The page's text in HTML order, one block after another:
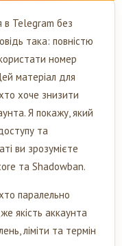
в Telegram без
така: повністю
номер
матеріал для
хоче знизити
Я покажу, який
та
ви зрозумієте
та Shadowban.
паралельно
якість аккаунта
ліміти та термін